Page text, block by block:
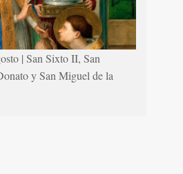
| San Sixto II, San
y San Miguel de la